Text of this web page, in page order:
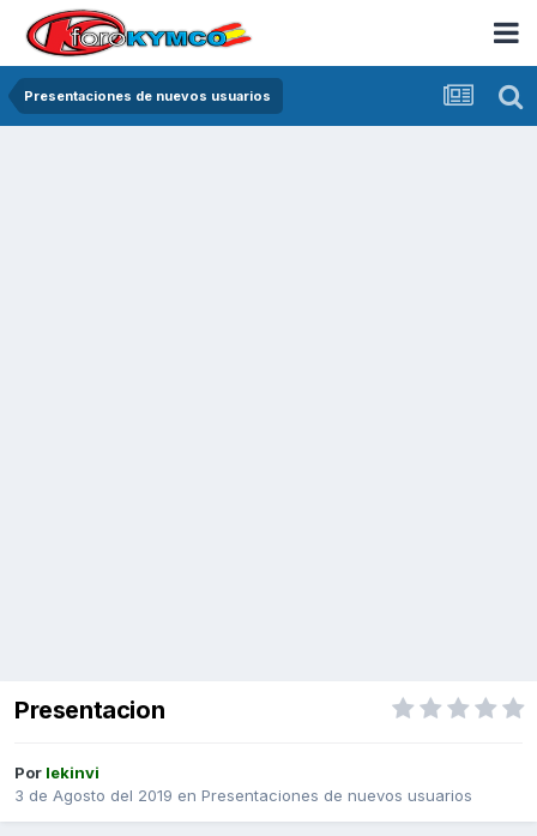
Presentaciones de nuevos usuarios
Presentacion
Por lekinvi
3 de Agosto del 2019 en Presentaciones de nuevos usuarios